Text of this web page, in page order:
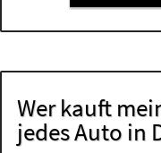
Wer kauft
jedes Auto in